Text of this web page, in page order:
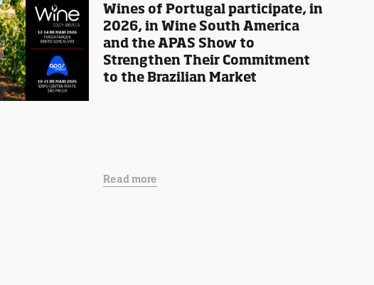
Wines of Portugal participate, in
2026, in Wine South America
and the APAS Show to
Strengthen Their Commitment
to the Brazilian Market
Read more